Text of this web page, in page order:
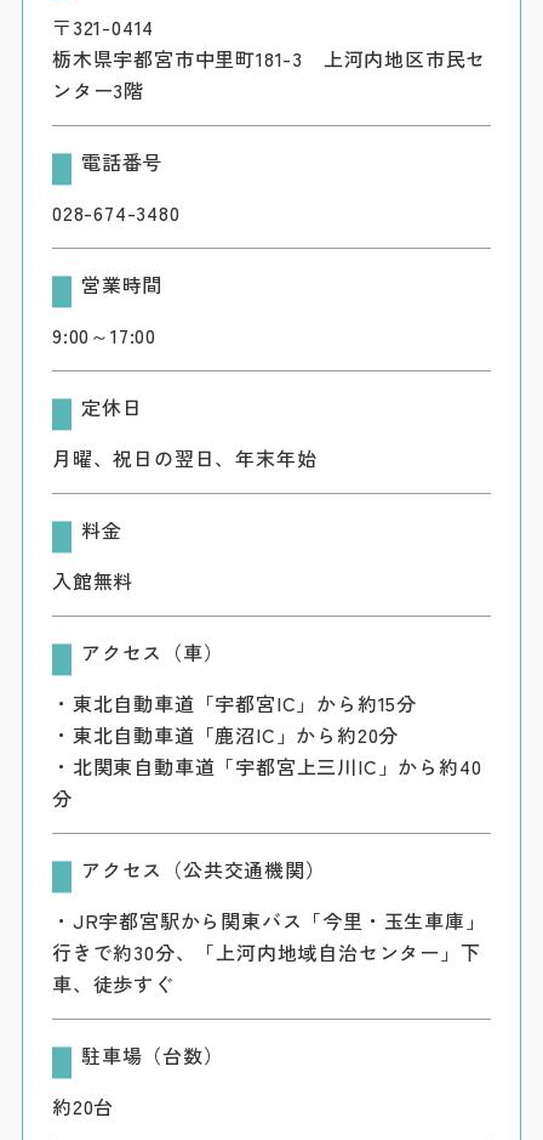
〒321-0414
栃木県宇都宮市中里町181-3 上河内地区市民セ
ンター3階
電話番号
028-674-3480
営業時間
9:00～17:00
定休日
月曜、祝日の翌日、年末年始
料金
入館無料
アクセス（車）
・東北自動車道「宇都宮IC」から約15分
・東北自動車道「鹿沼IC」から約20分
・北関東自動車道「宇都宮上三川IC」から約40
分
アクセス（公共交通機関）
・JR宇都宮駅から関東バス「今里・玉生車庫」
行きで約30分、「上河内地域自治センター」下
車、徒歩すぐ
駐車場（台数）
約20台